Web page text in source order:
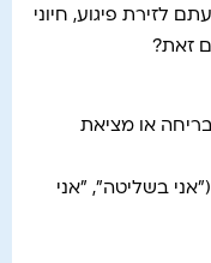
לזירת פיגוע, חיוני
זאת?
או מציאת
בשליטה", "אני